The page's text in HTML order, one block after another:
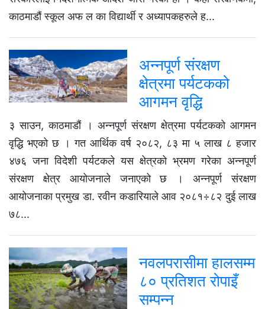
काठमाडौं स्कूल अफ ल का विद्यार्थी र अध्यापकहरुले ह...
अन्नपूर्ण संरक्षण
क्षेत्रमा पर्यटकको
आगमन वृद्धि
३ साउन, काठमाडौं । अन्नपूर्ण संरक्षण क्षेत्रमा पर्यटकको आगमन
वृद्धि भएको छ । गत आर्थिक वर्ष २०८२, ८३ मा ५ लाख ८ हजार
४७६ जना विदेशी पर्यटकले यस क्षेत्रको भ्रमण गरेका अन्नपूर्ण
संरक्षण क्षेत्र आयोजनाले जनाएको छ । अन्नपूर्ण संरक्षण
आयोजनाका प्रमुख डा. रवीन कडारियाले आव २०८१÷८२ दुई लाख
७८...
नवलपरासीमा हालसम्म
८० प्रतिशत रोपाइँ
सम्पन्न